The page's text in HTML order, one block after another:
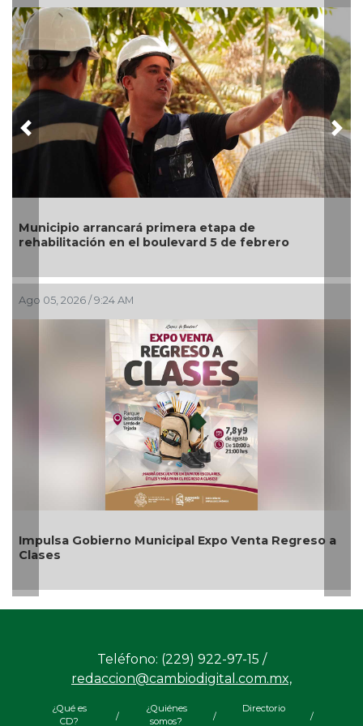
arrancará primera etapa de
en el boulevard 5 de febrero
2026 / 9:24 AM
Gobierno Municipal Expo Venta Regreso a
Aplicará
Previous
Teléfono: (229) 922-97-15 /
redaccion@cambiodigital.com.mx,
¿Qué es
CD?
/
¿Quiénes
somos?
/
Directorio
/